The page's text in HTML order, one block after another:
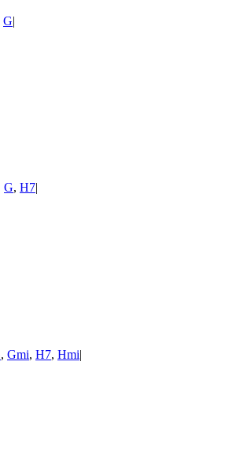
G|
G, H7|
, Gmi, H7, Hmi|